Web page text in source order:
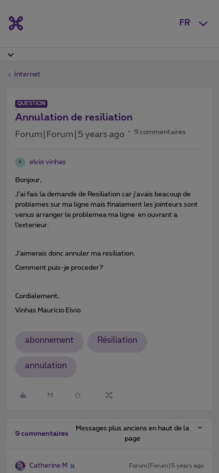
FR
Internet
QUESTION
Annulation de resiliation
Forum|Forum|5 years ago 9 commentaires
E elvio vinhas
Bonjour,
J’ai fais la demande de Resiliation car j’avais beacoup de
problemes sur ma ligne mais finalement les jointeurs sont
venus arranger le problemea ma ligne en ouvrant a
l’exterieur.
J’aimerais donc annuler ma resiliation.
Comment puis-je proceder?
Cordialement,
Vinhas Mauricio Elvio
abonnement Résiliation
annulation
9 commentaires
Messages plus anciens en haut de la
page
Catherine M Forum|Forum|5 years ago